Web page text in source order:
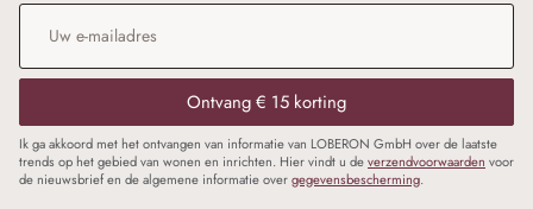
E-mailadres
Ontvang € 15 korting
Ik ga akkoord met het ontvangen van informatie van LOBERON GmbH over de laatste
trends op het gebied van wonen en inrichten. Hier vindt u deverzendvoorwaarden voor
de nieuwsbrief en de algemene informatie overgegevensbescherming.